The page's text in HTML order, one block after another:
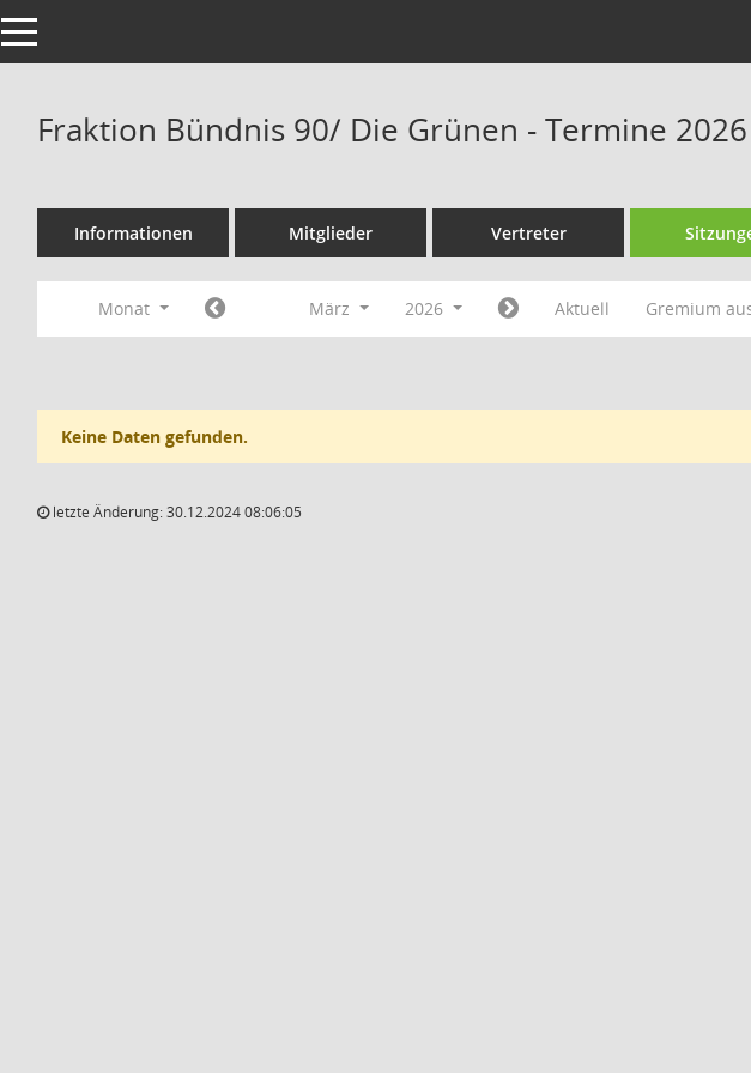
Toggle navigation
Fraktion Bündnis 90/ Die Grünen - Termine 2026
Informationen Mitglieder Vertreter
Monat März 2026 Aktuell Gremium
Keine Daten gefunden.
letzte Änderung: 30.12.2024 08:06:05